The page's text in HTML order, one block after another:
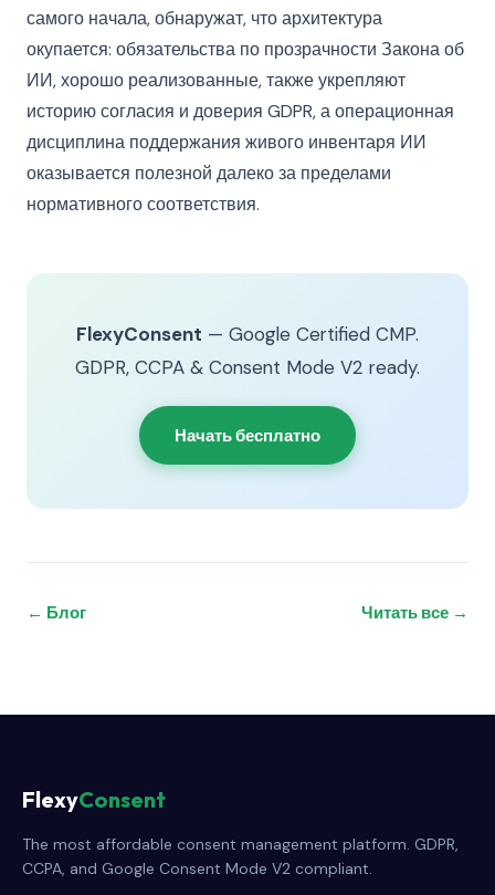
самого начала, обнаружат, что архитектура
окупается: обязательства по прозрачности Закона об
ИИ, хорошо реализованные, также укрепляют
историю согласия и доверия GDPR, а операционная
дисциплина поддержания живого инвентаря ИИ
оказывается полезной далеко за пределами
нормативного соответствия.
FlexyConsent — Google Certified CMP.
GDPR, CCPA & Consent Mode V2 ready.
Начать бесплатно
← Блог Читать все →
FlexyConsent
The most affordable consent management platform. GDPR,
CCPA, and Google Consent Mode V2 compliant.